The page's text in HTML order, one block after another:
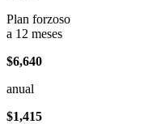
Plan forzoso
a 12 meses
$6,640
anual
$1,415